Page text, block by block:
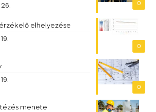
0
0
elhelyezése
0
menete